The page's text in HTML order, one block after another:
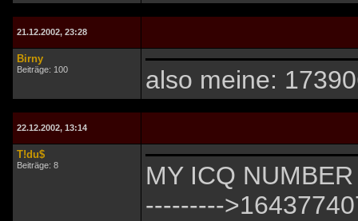
21.12.2002, 23:28
Birny
Beiträge: 100 also meine:
22.12.2002, 13:14
T!du$
Beiträge: 8
MY ICQ NUMBER
---------